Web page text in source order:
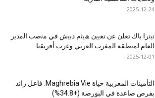
2025-12-24
ﺗﯾﺗرا ﺑﺎك ﺗﻌﻠن ﻋن ﺗﻌﯾﯾن ھﯾﺛم دﺑﯾش ﻓﻲ ﻣﻧﺻب اﻟﻣدﯾر
اﻟﻌﺎم ﻟﻣﻧطﻘﺔ اﻟﻣﻐرب اﻟﻌرﺑﻲ وﻏرب أﻓرﯾﻘﯾﺎ
2025-12-01
التأمينات المغربية حياة Maghrebia Vie: فاعل رائد
بفرص صاعدة في البورصة (+34.8%)